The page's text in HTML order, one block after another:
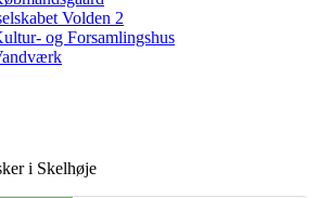
Volden 2
og Forsamlingshus
i Skelhøje